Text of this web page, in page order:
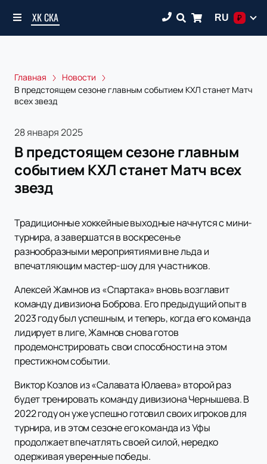
ХК СКА RU ₽
Главная
Новости
В предстоящем сезоне главным событием КХЛ станет Матч
всех звезд
28 января 2025
В предстоящем сезоне главным
событием КХЛ станет Матч всех
звезд
Традиционные хоккейные выходные начнутся с мини-
турнира, а завершатся в воскресенье
разнообразными мероприятиями вне льда и
впечатляющим мастер-шоу для участников.
Алексей Жамнов из «Спартака» вновь возглавит
команду дивизиона Боброва. Его предыдущий опыт в
2023 году был успешным, и теперь, когда его команда
лидирует в лиге, Жамнов снова готов
продемонстрировать свои способности на этом
престижном событии.
Виктор Козлов из «Салавата Юлаева» второй раз
будет тренировать команду дивизиона Чернышева. В
2022 году он уже успешно готовил своих игроков для
турнира, и в этом сезоне его команда из Уфы
продолжает впечатлять своей силой, нередко
одерживая уверенные победы.